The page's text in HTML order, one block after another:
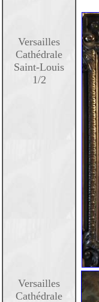
Versailles
Cathédrale
Saint-Louis
1/2
Versailles
Cathédrale